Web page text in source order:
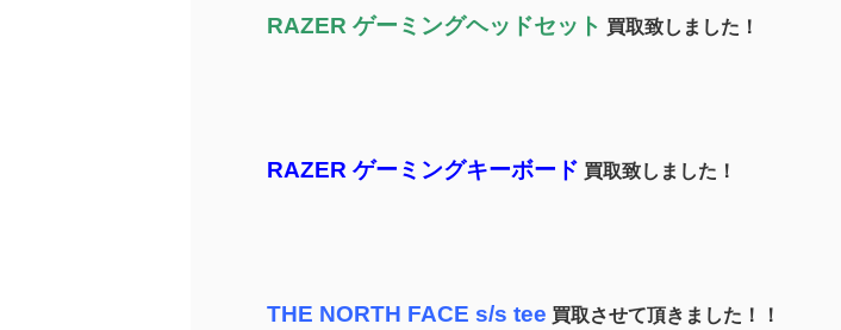
RAZER ゲーミングヘッドセット 買取致しました！
RAZER ゲーミングキーボード 買取致しました！
THE NORTH FACE s/s tee 買取させて頂きました！！